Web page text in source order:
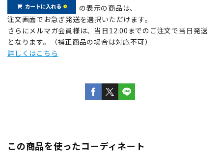
の表示の商品は、
注文画面でお急ぎ発送を選択いただけます。
さらにメルマガ会員様は、当日12:00までのご注文で当日発送
となります。（補正商品の場合は対応不可）
詳しくはこちら
この商品を使ったコーディネート